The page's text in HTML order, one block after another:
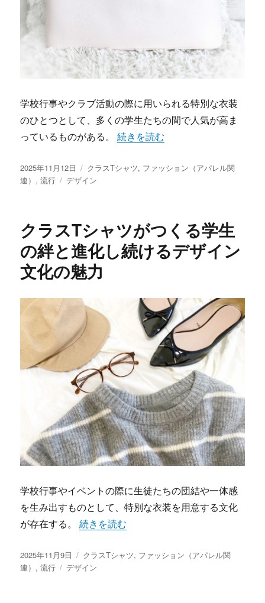
学校行事やクラブ活動の際に用いられる特別な衣装
のひとつとして、多くの学生たちの間で人気が高ま
っているものがある。“学生の絆を形にする個性あふれ
続きを読む
投
稿
2025年11月12日
カ
テ
クラスTシャツ, ファッション（アパレル関
連） ,流行
タ
デザイン
クラスTシャツがつくる学生
の絆と進化し続けるデザイン
文化の魅力
学校行事やイベントの際に生徒たちの団結や一体感
を生み出すものとして、特別な衣装を用意する文化
が存在する。“クラスTシャツがつくる学生の絆と進化し
続きを読む
投
稿
2025年11月9日
カ
テ
クラスTシャツ, ファッション（アパレル関
連） ,流行
タ
デザイン